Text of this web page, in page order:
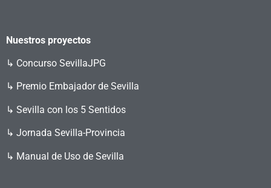
Nuestros proyectos
↳ Concurso SevillaJPG
↳ Premio Embajador de Sevilla
↳ Sevilla con los 5 Sentidos
↳ Jornada Sevilla-Provincia
↳ Manual de Uso de Sevilla